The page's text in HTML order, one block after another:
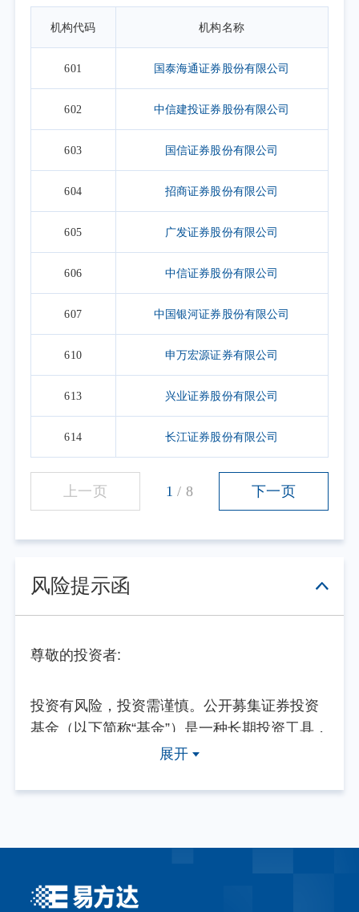
机构代码 机构名称
601 国泰海通证券股份有限公司
602 中信建投证券股份有限公司
603 国信证券股份有限公司
604 招商证券股份有限公司
605 广发证券股份有限公司
606 中信证券股份有限公司
607 中国银河证券股份有限公司
610 申万宏源证券有限公司
613 兴业证券股份有限公司
614 长江证券股份有限公司
上一页 1 / 8 下一页
风险提示函
尊敬的投资者:
投资有风险，投资需谨慎。公开募集证券投资
基金（以下简称“基金”）是一种长期投资工具，
其主要功能是分散投资，降低投资单一证券所
提供固定收益预期的金融工具，当您购买基金
展开